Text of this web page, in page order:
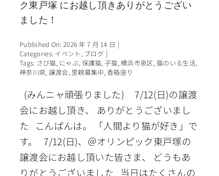
ク東戸塚 にお越し頂きありがとうござい
ました！
Published On: 2026 年 7 月 14 日 |
Categories: イベント , ブログ |
Tags: さび猫, にゃぶ, 保護猫,子猫,横浜市泉区,猫のいる生活,
神奈川県, 譲渡会, 里親募集中,香箱座り
(みんニャ頑張りました) 7/12(日)の譲渡
会にお越し頂き、 ありがとうございまし
た こんばんは。 「人間より猫が好き」で
す。 7/12(日)、＠オリンピック東戸塚の
譲渡会にお越し頂いた皆さま、 どうもあ
りがとうございました 当日はたくさんの